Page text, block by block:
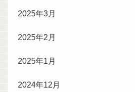
2025年3月
2025年2月
2025年1月
2024年12月